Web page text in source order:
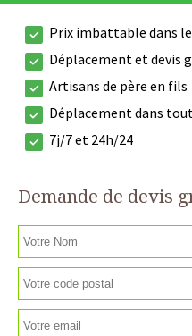
Prix imbattable dans
Déplacement et devis
Artisans de père en fils
Déplacement dans
7j/7 et 24h/24
Demande de devis